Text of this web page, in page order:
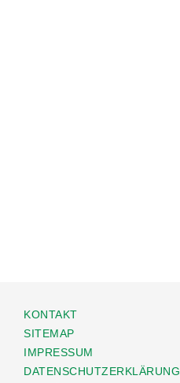
KONTAKT
SITEMAP
IMPRESSUM
DATENSCHUTZERKLÄRUNG